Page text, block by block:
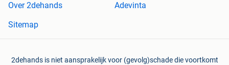
Over 2dehands
Adevinta
Sitemap
2dehands is niet aansprakelijk voor (gevolg)schade die voortkomt